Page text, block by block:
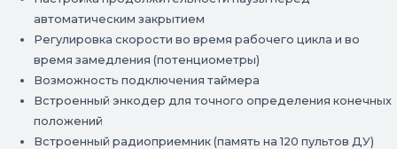
автоматическим закрытием
Регулировка скорости во время рабочего цикла и во
время замедления (потенциометры)
Возможность подключения таймера
Встроенный энкодер для точного определения конечных
положений
Встроенный радиоприемник (память на 120 пультов ДУ)